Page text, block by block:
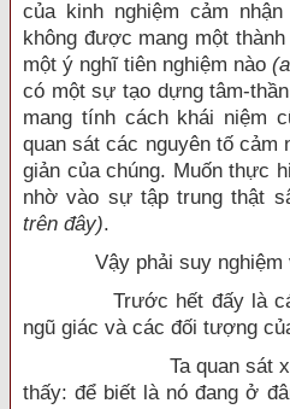
của kinh nghiệm cảm
không được mang một
một ý nghĩ tiên nghiệm nào
có một sự tạo dựng tâm-
mang tính cách khái niệm
quan sát các nguyên tố
giản của chúng. Muốn thực
nhờ vào sự tập trung thật
trên đây).
Vậy phải suy nghiệm
Trước hết đấy là các
ngũ giác và các đối tượng
Ta quan sát xem
thấy: để biết là nó đang ở